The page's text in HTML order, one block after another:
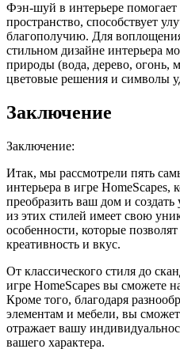
Фэн-шуй в интерьере помогает
пространство, способствует
благополучию. Для
стильном дизайне интерьера
природы (вода, дерево, огонь,
цветовые решения и символы
Заключение
Заключение:
Итак, мы рассмотрели пять
интерьера в игре HomeScapes,
преобразить ваш дом и
из этих стилей имеет свою
особенности, которые
креативность и вкус.
От классического стиля до
игре HomeScapes вы сможете
Кроме того, благодаря
элементам и мебели, вы
отражает вашу
вашего характера.